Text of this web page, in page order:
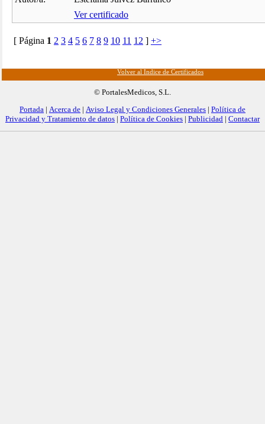
Ver certificado
[ Página 1 2 3 4 5 6 7 8 9 10 11 12 ] +>
Volver al Índice de Certificados
© PortalesMedicos, S.L.
Portada | Acerca de | Aviso Legal y Condiciones Generales | Política de
Privacidad y Tratamiento de datos | Política de Cookies | Publicidad | Contactar